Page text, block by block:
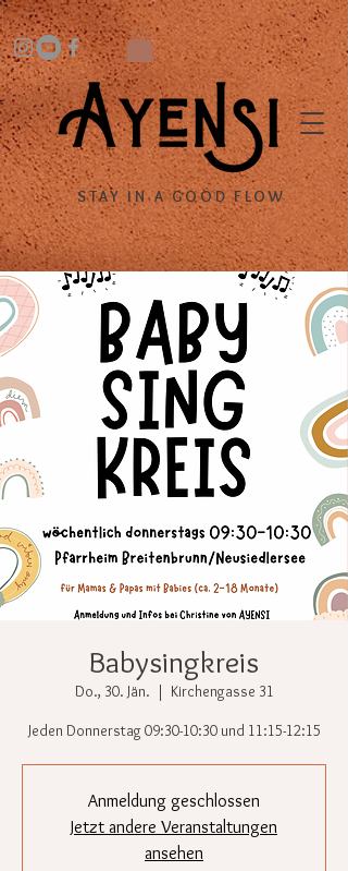
STAY IN A GOOD FLOW
Babysingkreis
Do., 30. Jän.
  |
Kirchengasse 31
Jeden Donnerstag 09:30-10:30 und 11:15-12:15
Anmeldung geschlossen
Jetzt andere Veranstaltungen
ansehen